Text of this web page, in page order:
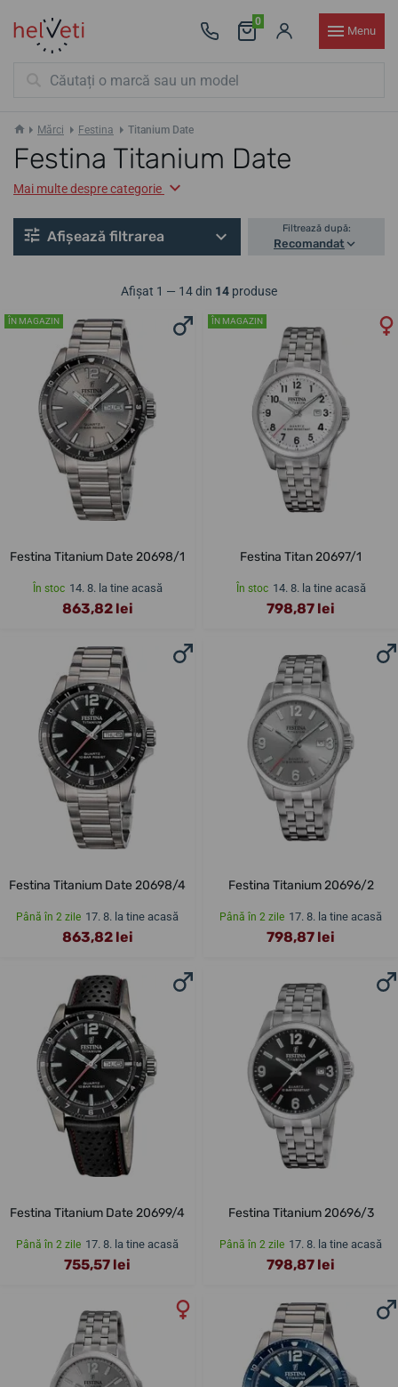
0
Menu
Mărci Festina Titanium Date
Festina Titanium Date
Mai multe despre categorie
Afișează filtrarea Filtrează după:
Recomandat
Afișat 1 — 14 din 14 produse
ÎN MAGAZIN
Festina Titanium Date 20698/1
În stoc 14. 8. la tine acasă
863,82 lei
ÎN MAGAZIN
Festina Titan 20697/1
În stoc 14. 8. la tine acasă
798,87 lei
Festina Titanium Date 20698/4
Până în 2 zile 17. 8. la tine acasă
863,82 lei
Festina Titanium 20696/2
Până în 2 zile 17. 8. la tine acasă
798,87 lei
Festina Titanium Date 20699/4
Până în 2 zile 17. 8. la tine acasă
755,57 lei
Festina Titanium 20696/3
Până în 2 zile 17. 8. la tine acasă
798,87 lei